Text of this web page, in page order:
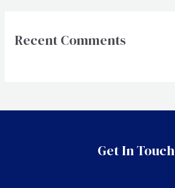
Recent Comments
Get In Touch